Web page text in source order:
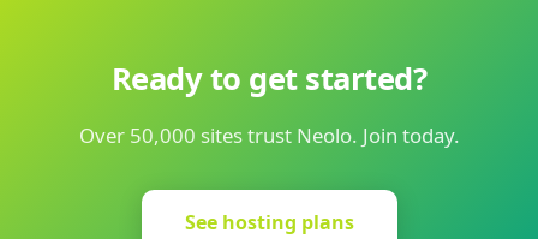
Ready to get started?
Over 50,000 sites trust Neolo. Join today.
See hosting plans